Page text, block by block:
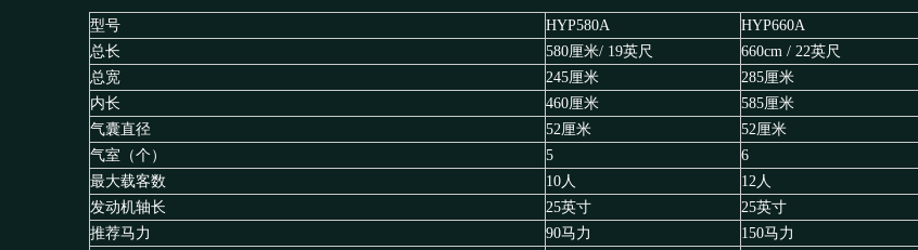
型号 HYP580A HYP660A
总长
580厘米/ 19英尺 660cm / 22英尺
总宽
245厘米 285厘米
内长
460厘米 585厘米
气囊直径
52厘米 52厘米
气室（个）
5 6
最大载客数
10人 12人
发动机轴长
25英寸 25英寸
推荐马力
90马力 150马力